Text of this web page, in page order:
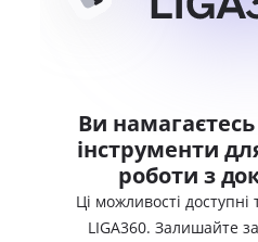
Ви
інструменти
роботи з
Ці можливості
LIGA360. Залишайте